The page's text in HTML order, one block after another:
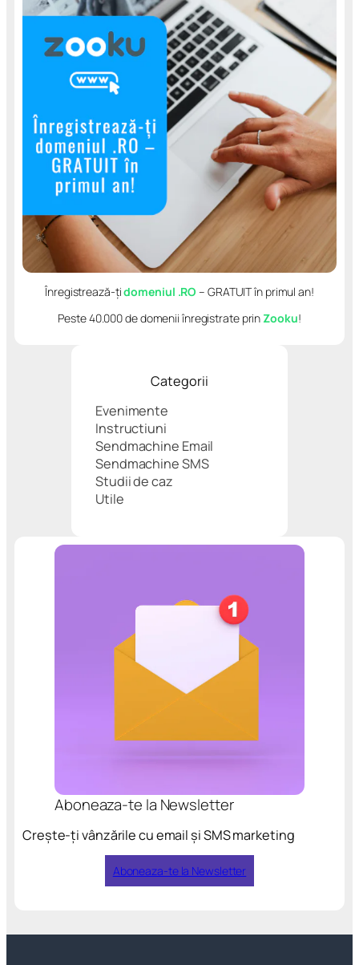
Înregistrează-țidomeniul .RO – GRATUIT în primul an!
Peste 40.000 de domenii înregistrate prinZooku!
Categorii
Evenimente
Instructiuni
Sendmachine Email
Sendmachine SMS
Studii de caz
Utile
Aboneaza-te la Newsletter
Crește-ți vânzările cu email și SMS marketing
Aboneaza-te la Newsletter